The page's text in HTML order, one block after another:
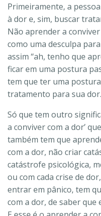
Primeiramente, a
à dor e, sim, buscar
Não aprender a
como uma desculpa
assim “ah, tenho que
ficar em uma postura
tem que ter uma
tratamento para sua dor.
Só que tem outro
a conviver com a dor’
também tem que
com a dor, não criar
catástrofe psicológica,
ou com cada crise de
entrar em pânico, tem
com a dor, de saber que